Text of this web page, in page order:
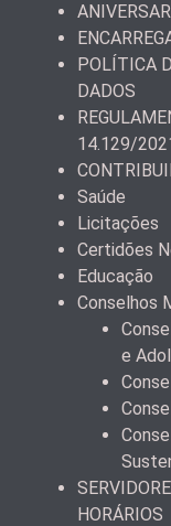
POLÍTICA
DADOS
14.129/
Saúde
Licitações
Certidões
Educação
Conselhos
e
HORÁRIOS